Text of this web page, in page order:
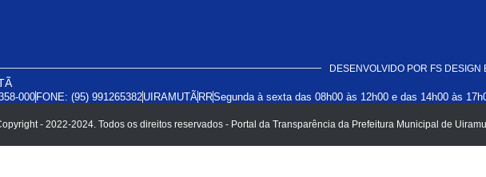
DESENVOLVIDO POR FS DESIGN
000 FONE: (95) 991265382UIRAMUTÃ RRSegunda à sexta das 08h00 às 12h00 e das 14h00 às
- 2022-2024. Todos os direitos reservados - Portal da Transparência da Prefeitura Municipal de